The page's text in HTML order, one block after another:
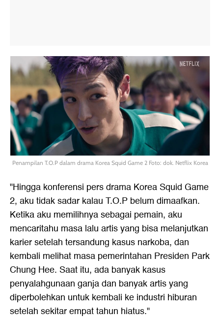
Penampilan T.O.P dalam drama Korea Squid Game 2 Foto: dok. Netflix Korea
"Hingga konferensi pers drama Korea Squid Game
2, aku tidak sadar kalau T.O.P belum dimaafkan.
Ketika aku memilihnya sebagai pemain, aku
mencaritahu masa lalu artis yang bisa melanjutkan
karier setelah tersandung kasus narkoba, dan
kembali melihat masa pemerintahan Presiden Park
Chung Hee. Saat itu, ada banyak kasus
penyalahgunaan ganja dan banyak artis yang
diperbolehkan untuk kembali ke industri hiburan
setelah sekitar empat tahun hiatus."